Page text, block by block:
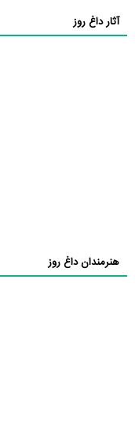
آثار داغ روز
هنرمندان داغ روز